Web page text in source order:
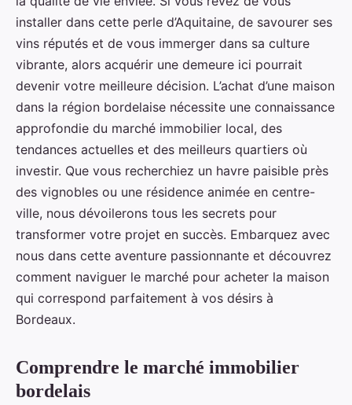
installer dans cette perle d’Aquitaine, de savourer ses
vins réputés et de vous immerger dans sa culture
vibrante, alors acquérir une demeure ici pourrait
devenir votre meilleure décision. L’achat d’une maison
dans la région bordelaise nécessite une connaissance
approfondie du marché immobilier local, des
tendances actuelles et des meilleurs quartiers où
investir. Que vous recherchiez un havre paisible près
des vignobles ou une résidence animée en centre-
ville, nous dévoilerons tous les secrets pour
transformer votre projet en succès. Embarquez avec
nous dans cette aventure passionnante et découvrez
comment naviguer le marché pour acheter la maison
qui correspond parfaitement à vos désirs à
Bordeaux.
Comprendre le marché immobilier
bordelais